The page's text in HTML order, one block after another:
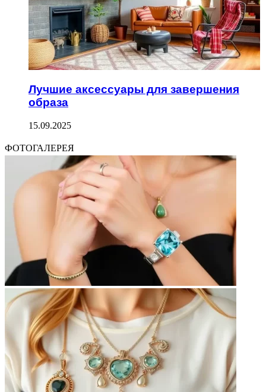
Лучшие аксессуары для завершения
образа
15.09.2025
ФОТОГАЛЕРЕЯ